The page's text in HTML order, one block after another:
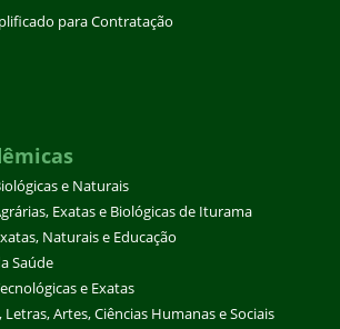
para Contratação
e Naturais
Exatas e Biológicas de Iturama
Naturais e Educação
Saúde
e Exatas
Artes, Ciências Humanas e Sociais